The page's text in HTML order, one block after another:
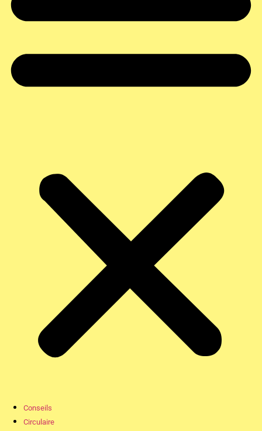
Conseils
Circulaire